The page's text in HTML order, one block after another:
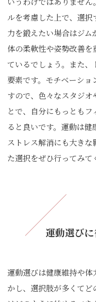
ルを考慮した上で、選
力を鍛えたい場合はジム
体の柔軟性や姿勢改善
ているでしょう。また
要素です。モチベーシ
すので、色々なスタジオ
とで、自分にもっとも
ると良いです。運動は
ストレス解消にも大きな
た選択をぜひ行ってみて
運動選び
運動選びは健康維持や
かし、選択肢が多くて